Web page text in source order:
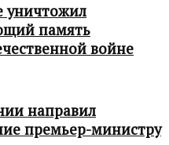
уничтожил
память
войне
направил
премьер-министру